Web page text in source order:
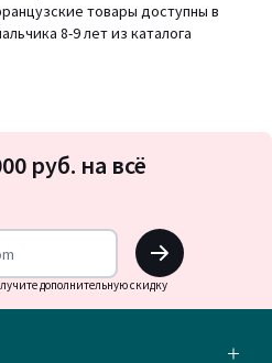
товары доступны в
8-9 лет из каталога
на
руб. на всё
OK
дополнительную скидку